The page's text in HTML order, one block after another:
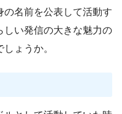
の名前を公表して活動す
しい発信の大きな魅力の
ょうか。